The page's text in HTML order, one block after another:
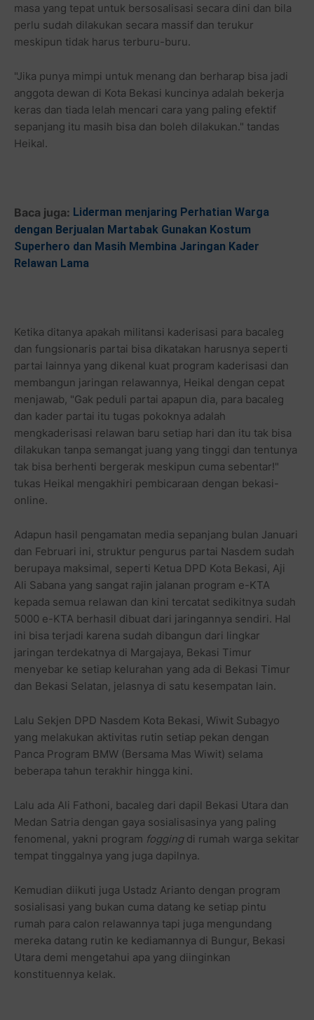
masa yang tepat untuk bersosalisasi secara dini dan bila
perlu sudah dilakukan secara massif dan terukur
meskipun tidak harus terburu-buru.
"Jika punya mimpi untuk menang dan berharap bisa jadi
anggota dewan di Kota Bekasi kuncinya adalah bekerja
keras dan tiada lelah mencari cara yang paling efektif
sepanjang itu masih bisa dan boleh dilakukan." tandas
Heikal.
Baca juga: Liderman menjaring Perhatian Warga
dengan Berjualan Martabak Gunakan Kostum
Superhero dan Masih Membina Jaringan Kader
Relawan Lama
Ketika ditanya apakah militansi kaderisasi para bacaleg
dan fungsionaris partai bisa dikatakan harusnya seperti
partai lainnya yang dikenal kuat program kaderisasi dan
membangun jaringan relawannya, Heikal dengan cepat
menjawab, "Gak peduli partai apapun dia, para bacaleg
dan kader partai itu tugas pokoknya adalah
mengkaderisasi relawan baru setiap hari dan itu tak bisa
dilakukan tanpa semangat juang yang tinggi dan tentunya
tak bisa berhenti bergerak meskipun cuma sebentar!"
tukas Heikal mengakhiri pembicaraan dengan bekasi-
online.
Adapun hasil pengamatan media sepanjang bulan Januari
dan Februari ini, struktur pengurus partai Nasdem sudah
berupaya maksimal, seperti Ketua DPD Kota Bekasi, Aji
Ali Sabana yang sangat rajin jalanan program e-KTA
kepada semua relawan dan kini tercatat sedikitnya sudah
5000 e-KTA berhasil dibuat dari jaringannya sendiri. Hal
ini bisa terjadi karena sudah dibangun dari lingkar
jaringan terdekatnya di Margajaya, Bekasi Timur
menyebar ke setiap kelurahan yang ada di Bekasi Timur
dan Bekasi Selatan, jelasnya di satu kesempatan lain.
Lalu Sekjen DPD Nasdem Kota Bekasi, Wiwit Subagyo
yang melakukan aktivitas rutin setiap pekan dengan
Panca Program BMW (Bersama Mas Wiwit) selama
beberapa tahun terakhir hingga kini.
Lalu ada Ali Fathoni, bacaleg dari dapil Bekasi Utara dan
Medan Satria dengan gaya sosialisasinya yang paling
fenomenal, yakni program foggingdi rumah warga sekitar
tempat tinggalnya yang juga dapilnya.
Kemudian diikuti juga Ustadz Arianto dengan program
sosialisasi yang bukan cuma datang ke setiap pintu
rumah para calon relawannya tapi juga mengundang
mereka datang rutin ke kediamannya di Bungur, Bekasi
Utara demi mengetahui apa yang diinginkan
konstituennya kelak.